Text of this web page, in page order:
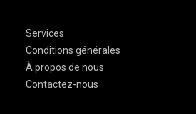
Services
Conditions générales
À propos de nous
Contactez-nous